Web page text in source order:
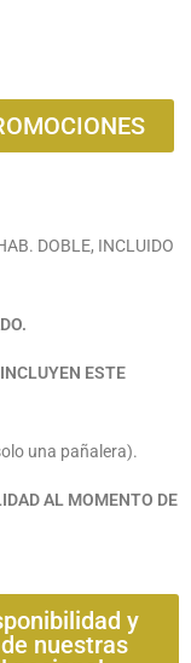
DOBLE, INCLUIDO
.
ESTE
una pañalera).
AL MOMENTO DE
y
nuestras